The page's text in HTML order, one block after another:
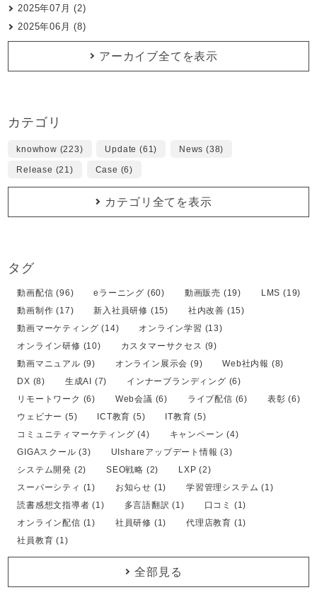
2025年07月 (2)
2025年06月 (8)
アーカイブ全てを表示
カテゴリ
knowhow (223) Update (61) News (38)
Release (21) Case (6)
カテゴリ全てを表示
タグ
動画配信 (96) eラーニング (60) 動画販売 (19)
LMS (19)
動画制作 (17)
新入社員研修 (15)
社内改善 (15)
動画マーケティング (14)
オンライン学習 (13)
オンライン研修 (10)
カスタマーサクセス (9)
動画マニュアル (9)
オンライン展示会 (9)
Web社内報 (8)
DX (8)
生成AI (7)
インナーブランディング (6)
リモートワーク (6)
Web会議 (6) ライブ配信 (6)
表彰 (6)
ウェビナー (5)
ICT教育 (5)
IT教育 (5)
コミュニティマーケティング (4)
キャンペーン (4)
GIGAスクール (3)
UIshareアップデート情報 (3)
システム開発 (2)
SEO戦略 (2)
LXP (2)
スーパーシティ (1)
お知らせ (1)
学習管理システム (1)
読書感想文指導者 (1)
多言語翻訳 (1)
口コミ (1)
オンライン配信 (1)
社員研修 (1)
代理店教育 (1)
社員教育 (1)
全部見る